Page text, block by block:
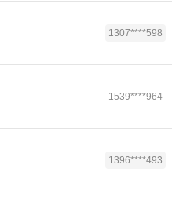
1307****598
1539****964
1396****493